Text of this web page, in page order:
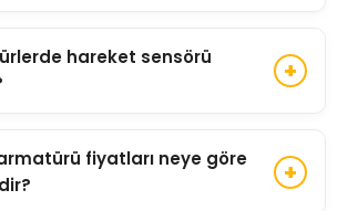
süresine bağlı olarak
saat boyunca aydınlatma
hareket sensörü
Sensör sayesinde yalnızca ihtiyaç
çalışarak enerji tasarrufu
fiyatları neye göre